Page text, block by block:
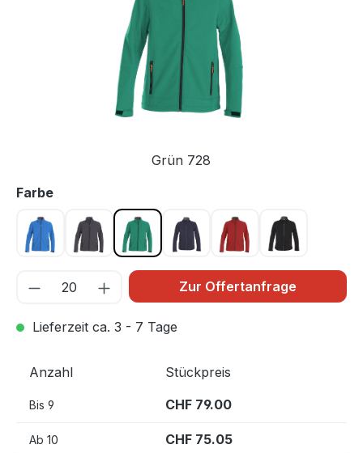
Grün 728
Farbeauswählen
Blau 632 Grau 935Grün 728Marine 600Rot 400 Schwarz
Zur Offertanfrage
Lieferzeit ca. 3 - 7 Tage
Anzahl Stückpreis
Bis 9 CHF 79.00
Ab 10 CHF 75.05